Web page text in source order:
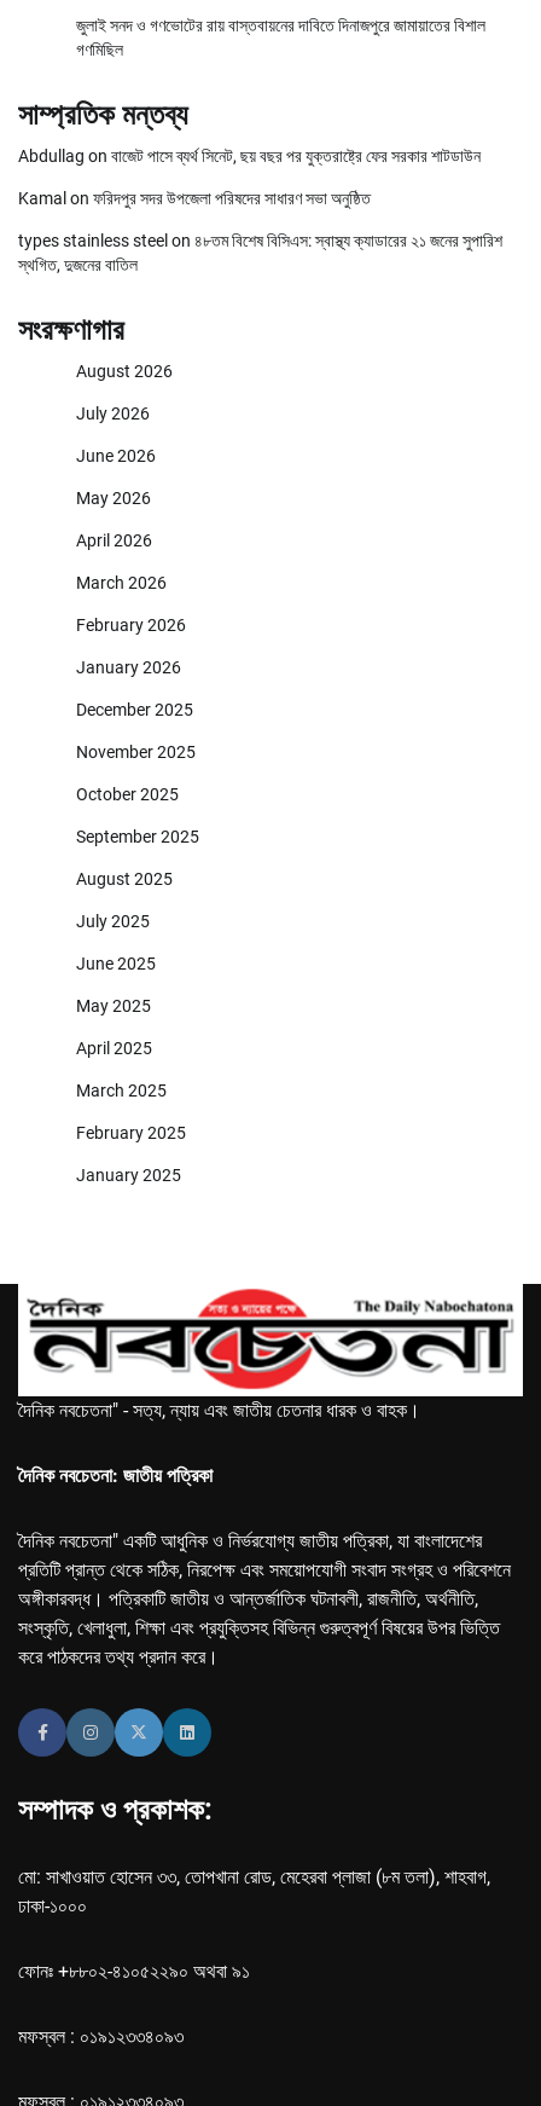
জুলাই সনদ ও গণভোটের রায় বাস্তবায়নের দাবিতে দিনাজপুরে জামায়াতের বিশাল
গণমিছিল
সাম্প্রতিক মন্তব্য
Abdullag on বাজেট পাসে ব্যর্থ সিনেট, ছয় বছর পর যুক্তরাষ্ট্রে ফের সরকার শাটডাউন
Kamal on ফরিদপুর সদর উপজেলা পরিষদের সাধারণ সভা অনুষ্ঠিত
types stainless steel on ৪৮তম বিশেষ বিসিএস: স্বাস্থ্য ক্যাডারের ২১ জনের সুপারিশ
স্থগিত, দুজনের বাতিল
সংরক্ষণাগার
August 2026
July 2026
June 2026
May 2026
April 2026
March 2026
February 2026
January 2026
December 2025
November 2025
October 2025
September 2025
August 2025
July 2025
June 2025
May 2025
April 2025
March 2025
February 2025
January 2025
দৈনিক নবচেতনা" - সত্য, ন্যায় এবং জাতীয় চেতনার ধারক ও বাহক।
দৈনিক নবচেতনা: জাতীয় পত্রিকা
দৈনিক নবচেতনা" একটি আধুনিক ও নির্ভরযোগ্য জাতীয় পত্রিকা, যা বাংলাদেশের
প্রতিটি প্রান্ত থেকে সঠিক, নিরপেক্ষ এবং সময়োপযোগী সংবাদ সংগ্রহ ও পরিবেশনে
অঙ্গীকারবদ্ধ। পত্রিকাটি জাতীয় ও আন্তর্জাতিক ঘটনাবলী, রাজনীতি, অর্থনীতি,
সংস্কৃতি, খেলাধুলা, শিক্ষা এবং প্রযুক্তিসহ বিভিন্ন গুরুত্বপূর্ণ বিষয়ের উপর ভিত্তি
করে পাঠকদের তথ্য প্রদান করে।
সম্পাদক ও প্রকাশক:
মো: সাখাওয়াত হোসেন ৩৩, তোপখানা রোড, মেহেরবা প্লাজা (৮ম তলা), শাহবাগ,
ঢাকা-১০০০
ফোনঃ +৮৮০২-৪১০৫২২৯০ অথবা ৯১
মফস্বল : ০১৯১২৩৩৪০৯৩